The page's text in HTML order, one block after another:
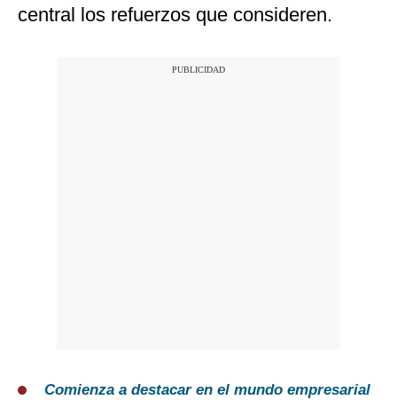
central los refuerzos que consideren.
Comienza a destacar en el mundo empresarial